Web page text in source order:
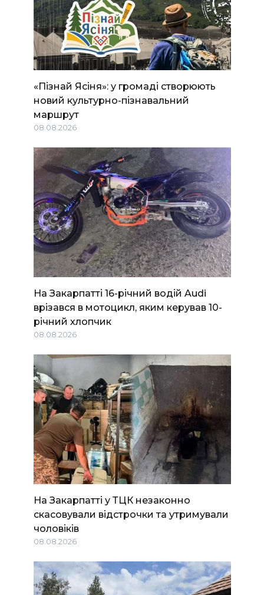
«Пізнай Ясіня»: у громаді створюють
новий культурно-пізнавальний
маршрут
08.08.2026
На Закарпатті 16-річний водій Audi
врізався в мотоцикл, яким керував 10-
річний хлопчик
08.08.2026
На Закарпатті у ТЦК незаконно
скасовували відстрочки та утримували
чоловіків
08.08.2026